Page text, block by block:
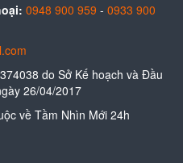
0948 900 959 - 0933 900
do Sở Kế hoạch và Đầu
26/04/2017
về Tầm Nhìn Mới 24h